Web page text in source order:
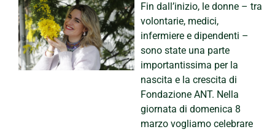
Fin dall’inizio, le donne – tra
volontarie, medici,
infermiere e dipendenti –
sono state una parte
importantissima per la
nascita e la crescita di
Fondazione ANT. Nella
giornata di domenica 8
marzo vogliamo celebrare